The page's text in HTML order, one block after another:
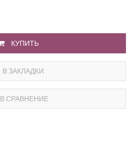
КУПИТЬ
В ЗАКЛАДКИ
В СРАВНЕНИЕ